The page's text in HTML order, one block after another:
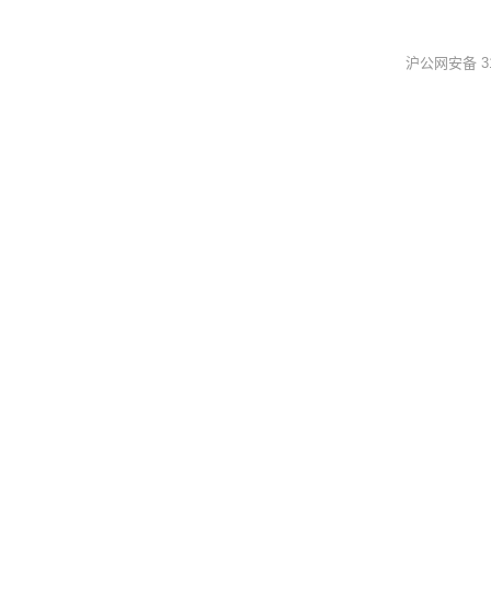
沪公网安备